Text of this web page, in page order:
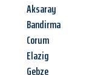
Aksaray
Bandirma
Corum
Elazig
Gebze